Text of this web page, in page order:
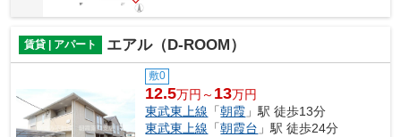
賃貸 | アパート エアル（D-ROOM）
敷0
12.5万円～ 13万円
東武東上線 「朝霞 」駅 徒歩13分
東武東上線 「朝霞台 」駅 徒歩24分